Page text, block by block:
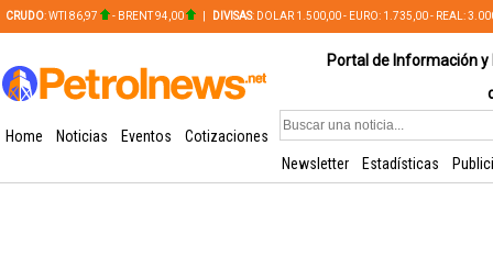
CRUDO: WTI 86,97 - BRENT 94,00 DIVISAS: DOLAR 1.500,00 - EURO: 1.735,00 - REAL:
Portal de Información
Home Noticias Eventos
Cotizaciones
Newsletter
Estadísticas